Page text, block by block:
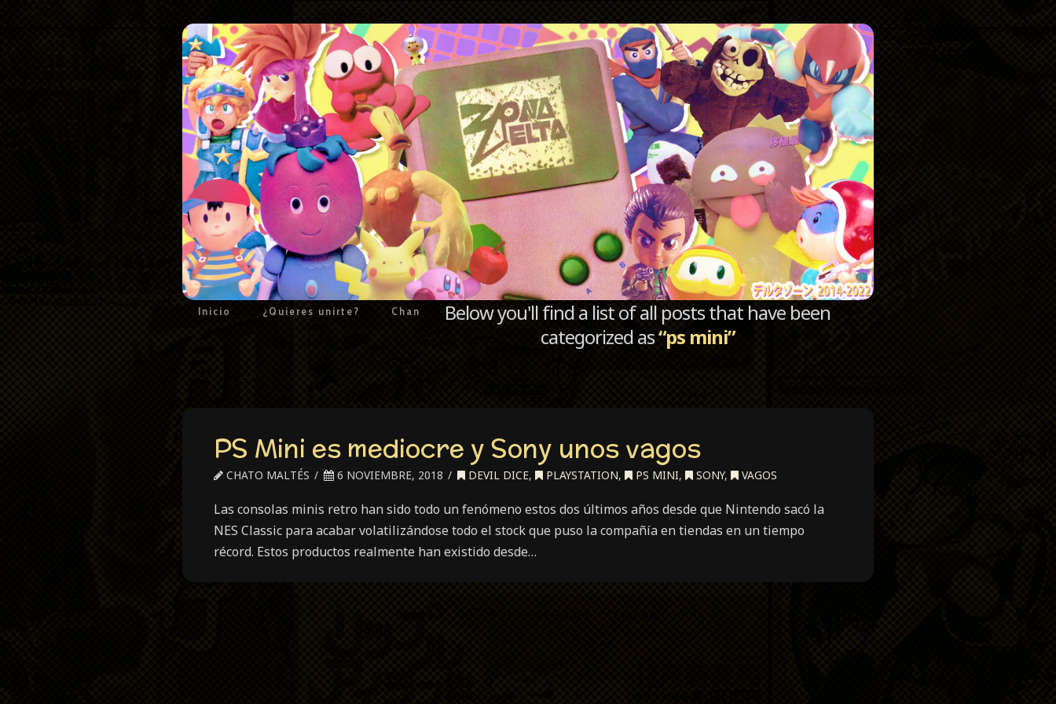
Inicio ¿Quieres unirte? Chan
Below you'll find a list of all posts that have been
categorized as“ps mini”
PS Mini es mediocre y Sony unos vagos
CHATO MALTÉS 6 NOVIEMBRE, 2018 DEVIL DICE, PLAYSTATION, PS MINI, SONY, VAGOS
Las consolas minis retro han sido todo un fenómeno estos dos últimos años desde que Nintendo sacó la
NES Classic para acabar volatilizándose todo el stock que puso la compañía en tiendas en un tiempo
récord. Estos productos realmente han existido desde…